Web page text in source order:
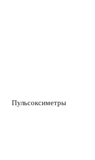
Пульсоксиметры